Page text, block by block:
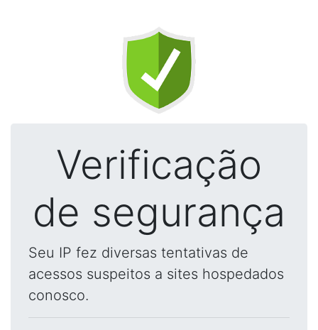
Verificação
de segurança
Seu IP fez diversas tentativas de
acessos suspeitos a sites hospedados
conosco.